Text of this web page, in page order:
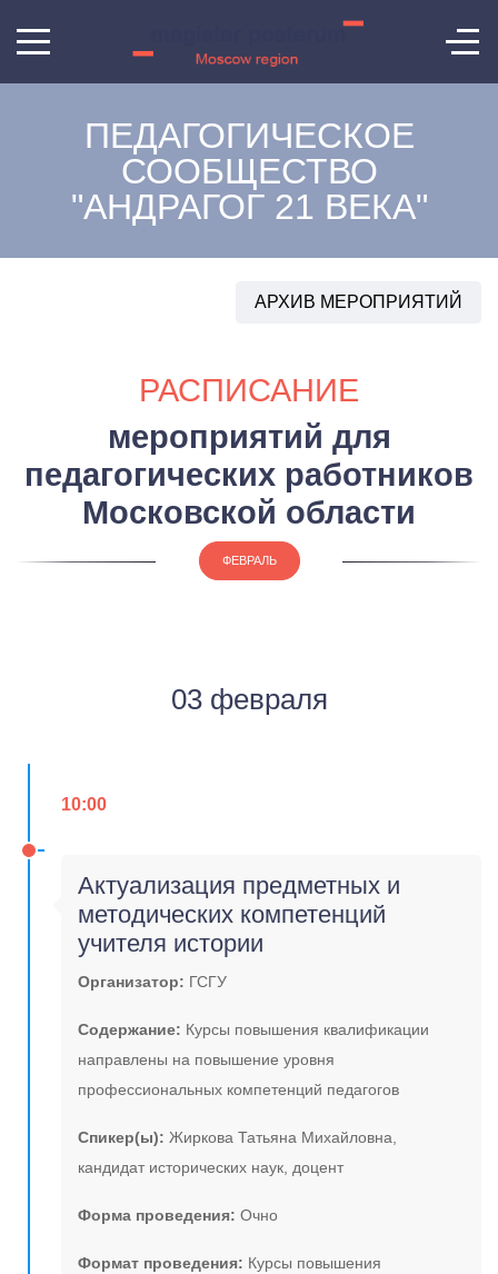
ПЕДАГОГИЧЕСКОЕ
СООБЩЕСТВО
"АНДРАГОГ 21 ВЕКА"
АРХИВ МЕРОПРИЯТИЙ
РАСПИСАНИЕ
мероприятий для
педагогических работников
Московской области
ФЕВРАЛЬ
03 февраля
10:00
Актуализация предметных и
методических компетенций
учителя истории
Организатор: ГСГУ
Содержание: Курсы повышения квалификации
направлены на повышение уровня
профессиональных компетенций педагогов
Спикер(ы): Жиркова Татьяна Михайловна,
кандидат исторических наук, доцент
Форма проведения: Очно
Формат проведения: Курсы повышения